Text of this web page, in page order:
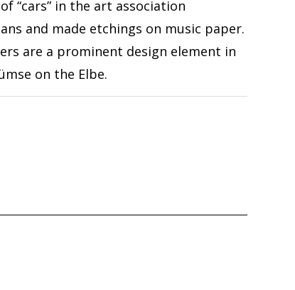
“cars” in the art association
and made etchings on music paper.
are a prominent design element in
on the Elbe.